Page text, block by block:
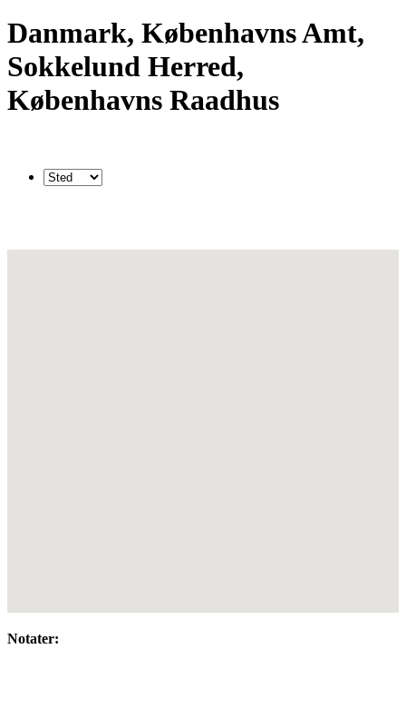
Danmark, Københavns Amt,
Sokkelund Herred,
Københavns Raadhus
Notater: